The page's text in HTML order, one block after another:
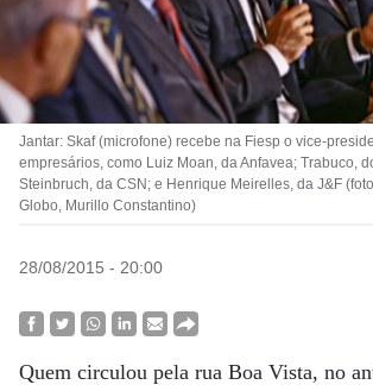
Jantar: Skaf (microfone) recebe na Fiesp o vice-
empresários, como Luiz Moan, da Anfavea; Trabuco,
Steinbruch, da CSN; e Henrique Meirelles, da J&F
Globo, Murillo Constantino)
28/08/2015 - 20:00
Quem circulou pela rua Boa Vista, no